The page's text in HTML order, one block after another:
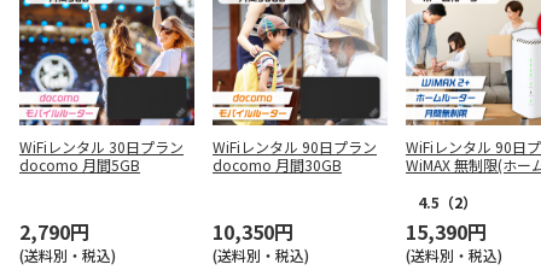
WiFiレンタル 30日プラン
docomo 月間5GB
2,790円
(送料別・税込)
WiFiレンタル 90日プラン
docomo 月間30GB
10,350円
(送料別・税込)
WiFiレンタル 90日
WiMAX 無制限(ホー
4.5 （2）
15,390円
(送料別・税込)